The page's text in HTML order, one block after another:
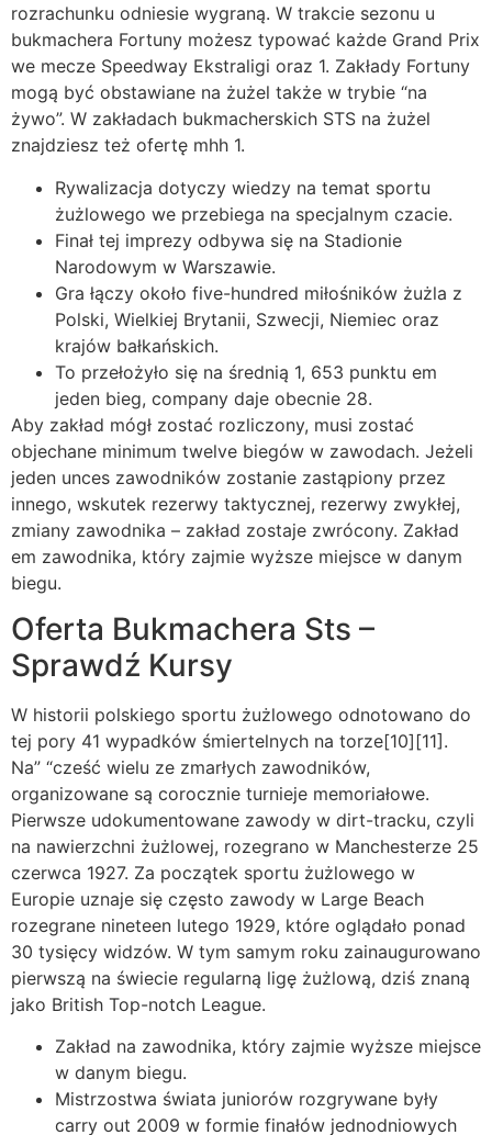
rozrachunku odniesie wygraną. W trakcie sezonu u
bukmachera Fortuny możesz typować każde Grand Prix
we mecze Speedway Ekstraligi oraz 1. Zakłady Fortuny
mogą być obstawiane na żużel także w trybie “na
żywo”. W zakładach bukmacherskich STS na żużel
znajdziesz też ofertę mhh 1.
Rywalizacja dotyczy wiedzy na temat sportu
żużlowego we przebiega na specjalnym czacie.
Finał tej imprezy odbywa się na Stadionie
Narodowym w Warszawie.
Gra łączy około five-hundred miłośników żużla z
Polski, Wielkiej Brytanii, Szwecji, Niemiec oraz
krajów bałkańskich.
To przełożyło się na średnią 1, 653 punktu em
jeden bieg, company daje obecnie 28.
Aby zakład mógł zostać rozliczony, musi zostać
objechane minimum twelve biegów w zawodach. Jeżeli
jeden unces zawodników zostanie zastąpiony przez
innego, wskutek rezerwy taktycznej, rezerwy zwykłej,
zmiany zawodnika – zakład zostaje zwrócony. Zakład
em zawodnika, który zajmie wyższe miejsce w danym
biegu.
Oferta Bukmachera Sts –
Sprawdź Kursy
W historii polskiego sportu żużlowego odnotowano do
tej pory 41 wypadków śmiertelnych na torze[10][11].
Na” “cześć wielu ze zmarłych zawodników,
organizowane są corocznie turnieje memoriałowe.
Pierwsze udokumentowane zawody w dirt-tracku, czyli
na nawierzchni żużlowej, rozegrano w Manchesterze 25
czerwca 1927. Za początek sportu żużlowego w
Europie uznaje się często zawody w Large Beach
rozegrane nineteen lutego 1929, które oglądało ponad
30 tysięcy widzów. W tym samym roku zainaugurowano
pierwszą na świecie regularną ligę żużlową, dziś znaną
jako British Top-notch League.
Zakład na zawodnika, który zajmie wyższe miejsce
w danym biegu.
Mistrzostwa świata juniorów rozgrywane były
carry out 2009 w formie finałów jednodniowych